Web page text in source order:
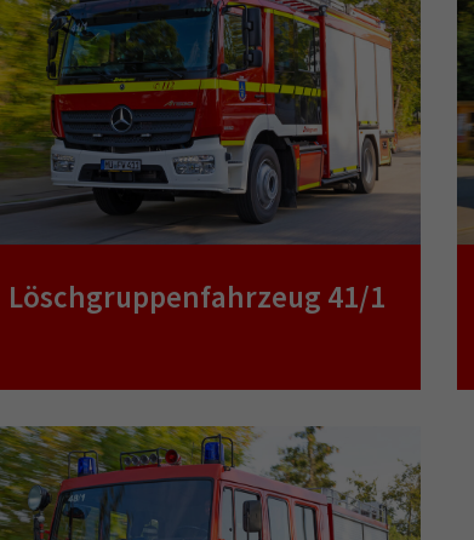
Löschgruppenfahrzeug 41/1